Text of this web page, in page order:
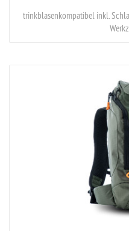
trinkblasenkompatibel inkl.